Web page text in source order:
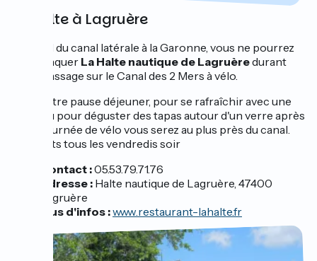
La Halte à Lagruère
Au bord du canal latérale à la Garonne, vous ne pourrez
pas manquer La Halte nautique de Lagruèredurant
votre passage sur le Canal des 2 Mers à vélo.
Pour votre pause déjeuner, pour se rafraîchir avec une
glace ou pour déguster des tapas autour d'un verre après
votre journée de vélo vous serez au plus près du canal.
Concerts tous les vendredis soir
Contact :05.53.79.71.76
Adresse : Halte nautique de Lagruère, 47400
Lagruère
Plus d'infos :www.restaurant-lahalte.fr